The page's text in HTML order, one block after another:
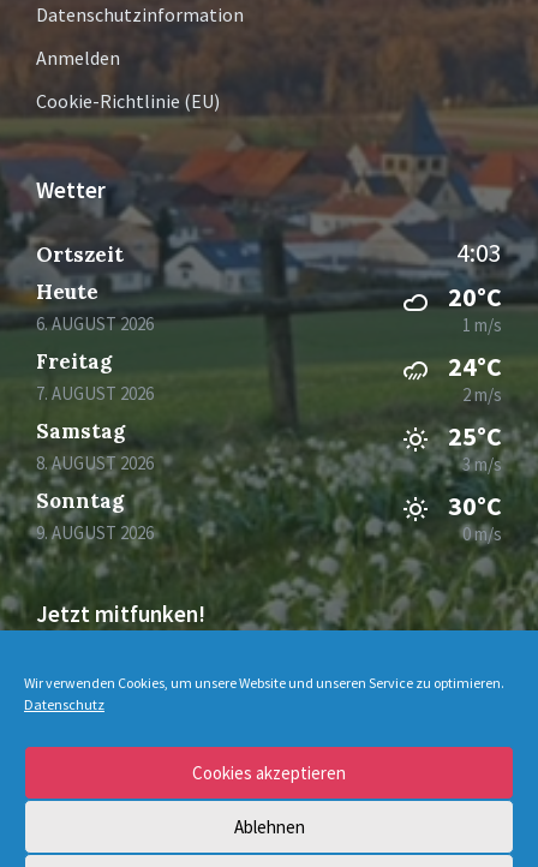
Wir verwenden Cookies, um unsere Website und unseren Service zu optimieren.
Datenschutz
Cookies akzeptieren
Ablehnen
Datenschutzinformation
Anmelden
Cookie-Richtlinie (EU)
Wetter
Ortszeit 4:03
Heute
6. AUGUST 2026
20°C
1 m/s
Freitag
7. AUGUST 2026
24°C
2 m/s
Samstag
8. AUGUST 2026
25°C
3 m/s
Sonntag
9. AUGUST 2026
30°C
0 m/s
Jetzt mitfunken!
Bleiben Sie auch unterwegs immer auf dem
Laufenden mit DorfFunk!
Jetzt laden für iOS & Android
© 2026 Schmechten